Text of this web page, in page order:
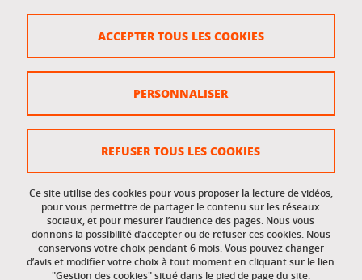
Crédits
Gestion des cookies
Accessibilité : non conforme
Accès réservés
Intranet des étudiants et des personnels
Ce site utilise des cookies pour vous proposer la lecture de vidéos,
pour vous permettre de partager le contenu sur les réseaux
sociaux, et pour mesurer l’audience des pages. Nous vous
donnons la possibilité d’accepter ou de refuser ces cookies. Nous
conservons votre choix pendant 6 mois. Vous pouvez changer
d’avis et modifier votre choix à tout moment en cliquant sur le lien
"Gestion des cookies" situé dans le pied de page du site.
ACCEPTER TOUS LES COOKIES
REFUSER TOUS LES COOKIES
PERSONNALISER